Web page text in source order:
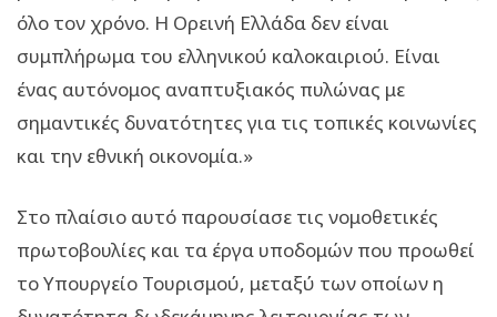
όλο τον χρόνο. Η Ορεινή Ελλάδα δεν είναι
συμπλήρωμα του ελληνικού καλοκαιριού. Είναι
ένας αυτόνομος αναπτυξιακός πυλώνας με
σημαντικές δυνατότητες για τις τοπικές κοινωνίες
και την εθνική οικονομία.»
Στο πλαίσιο αυτό παρουσίασε τις νομοθετικές
πρωτοβουλίες και τα έργα υποδομών που προωθεί
το Υπουργείο Τουρισμού, μεταξύ των οποίων η